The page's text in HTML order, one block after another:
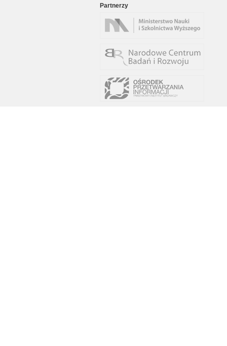
Partnerzy